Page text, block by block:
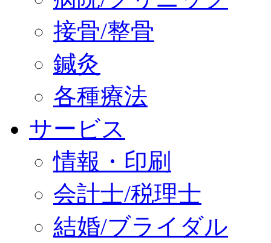
接骨/整骨
鍼灸
各種療法
サービス
情報・印刷
会計士/税理士
結婚/ブライダル